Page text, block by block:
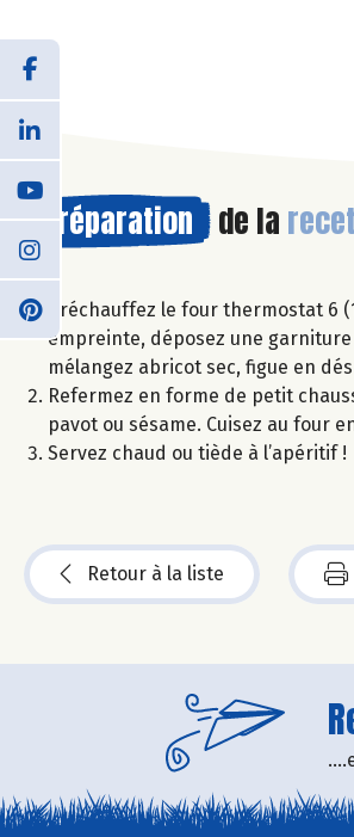
Préparation de la
Préchauffez le four thermostat 6
empreinte, déposez une
mélangez abricot sec, figue en
Refermez en forme de petit
pavot ou sésame. Cuisez au four
Servez chaud ou tiède à l’apéritif !
Retour à la liste